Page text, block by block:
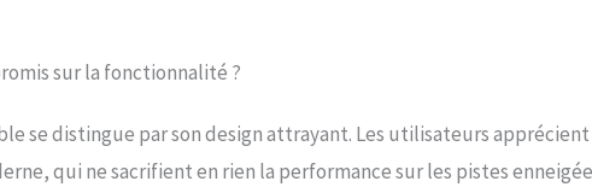
sur la fonctionnalité ?
se distingue par son design attrayant. Les utilisateurs apprécient
qui ne sacrifient en rien la performance sur les pistes